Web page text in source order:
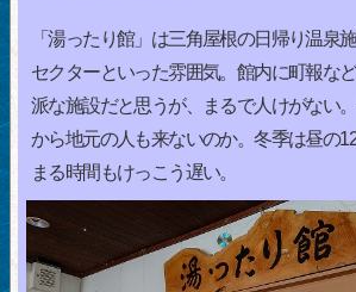
「湯ったり館」は三角屋根の日帰り温泉
セクターといった雰囲気。館内に町報な
派な施設だと思うが、まるで人けがない
から地元の人も来ないのか。冬季は昼の
まる時間もけっこう遅い。